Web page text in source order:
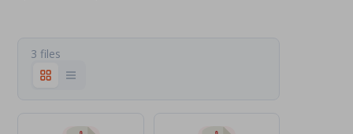
3 files